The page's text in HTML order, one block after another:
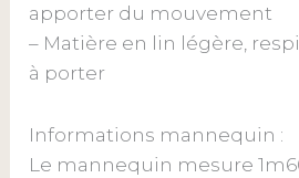
apporter du mouvement
– Matière en lin légère,
à porter
Informations mannequin :
Le mannequin mesure